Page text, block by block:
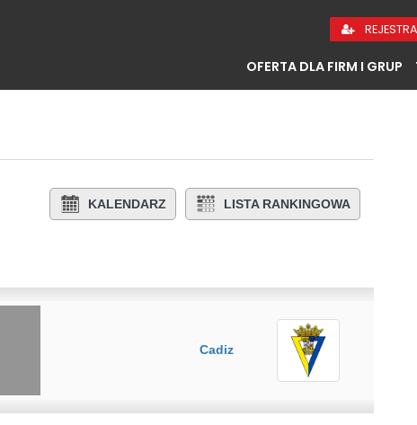
OFERTA DLA FIRM I GRUP
KALENDARZ LISTA RANKINGOWA
Cadiz